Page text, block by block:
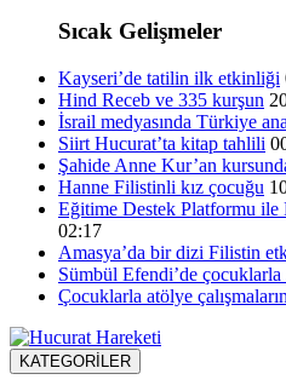
Sıcak Gelişmeler
Kayseri’de tatilin ilk etkinliği
Hind Receb ve 335 kurşun
İsrail medyasında Türkiye
Siirt Hucurat’ta kitap tahlili
Şahide Anne Kur’an
Hanne Filistinli kız çocuğu
Eğitime Destek Platformu ile
02:17
Amasya’da bir dizi Filistin
Sümbül Efendi’de çocuklarla
Çocuklarla atölye
KATEGORİLER